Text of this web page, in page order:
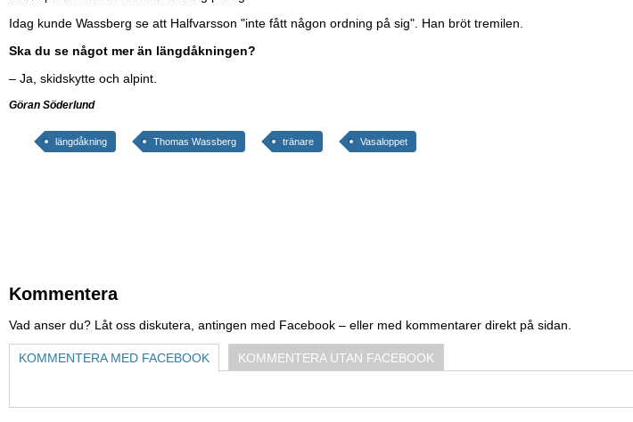
Idag kunde Wassberg se att Halfvarsson "inte fått någon ordning på sig". Han bröt tremilen.
Ska du se något mer än längdåkningen?
– Ja, skidskytte och alpint.
Göran Söderlund
längdåkning Thomas Wassberg tränare Vasaloppet
Kommentera
Vad anser du? Låt oss diskutera, antingen med Facebook – eller med kommentarer direkt på sidan.
KOMMENTERA MED FACEBOOK KOMMENTERA UTAN FACEBOOK